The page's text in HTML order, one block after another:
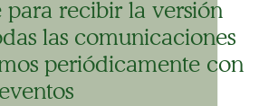
para recibir la versión
las comunicaciones
periódicamente con